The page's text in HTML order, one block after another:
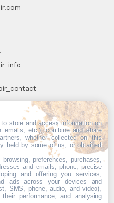
de
to store and access information on
emails, etc.), combine and share
whether collected on this
held by some of us, or obtained
preferences, purchases,
and emails, phone, precise
and offering you services,
ads across your devices and
SMS, phone, audio, and video),
performance, and analysing